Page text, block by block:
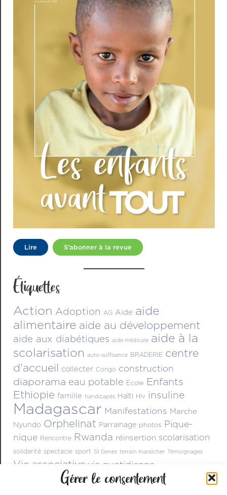
Gérer le consentement
Lire S’abonner à la revue
Étiquettes
Action Adoption AG Aide aide
alimentaire aide au développement
aide aux diabétiques aide médicale aide à la
scolarisation auto-suffisance BRADERIE centre
d'accueil collecter Congo construction
diaporama eau potable Ecole Enfants
Ethiopie famille handicapés Haïti Hiv insuline
Madagascar Manifestations Marche
Nyundo Orphelinat Parrainage photos Pique-
nique Rencontre Rwanda réinsertion scolarisation
solidarité spectacle sport St Genes terrain maraîcher Témoignages
Vie associative vie quotidienne